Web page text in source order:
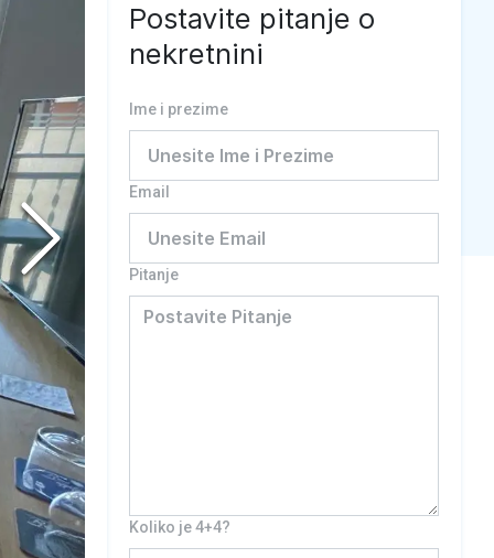
Postavite pitanje o
nekretnini
Ime i prezime
Email
Pitanje
Koliko je 4+4?